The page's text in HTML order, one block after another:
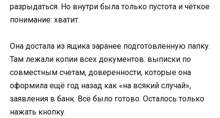
разрыдаться. Но внутри была только пустота и чёткое
понимание: хватит.
Она достала из ящика заранее подготовленную папку.
Там лежали копии всех документов: выписки по
совместным счетам, доверенности, которые она
оформила ещё год назад как «на всякий случай»,
заявления в банк. Всё было готово. Осталось только
нажать кнопку.